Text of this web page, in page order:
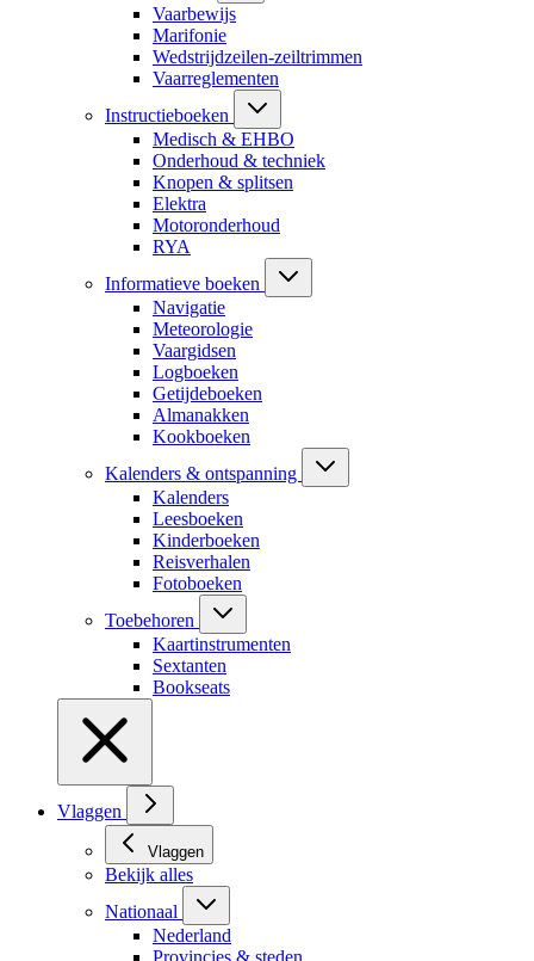
Vaarbewijs
Marifonie
Wedstrijdzeilen-zeiltrimmen
Vaarreglementen
Instructieboeken
Medisch & EHBO
Onderhoud & techniek
Knopen & splitsen
Elektra
Motoronderhoud
RYA
Informatieve boeken
Navigatie
Meteorologie
Vaargidsen
Logboeken
Getijdeboeken
Almanakken
Kookboeken
Kalenders & ontspanning
Kalenders
Leesboeken
Kinderboeken
Reisverhalen
Fotoboeken
Toebehoren
Kaartinstrumenten
Sextanten
Bookseats
Vlaggen
Vlaggen
Bekijk alles
Nationaal
Nederland
Provincies & steden